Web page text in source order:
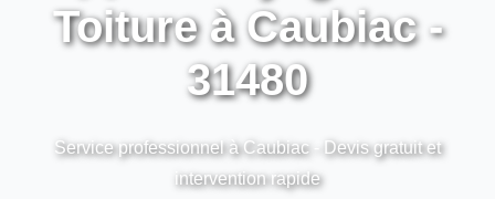
Toiture à Caubiac -
31480
Service professionnel à Caubiac - Devis gratuit et
intervention rapide